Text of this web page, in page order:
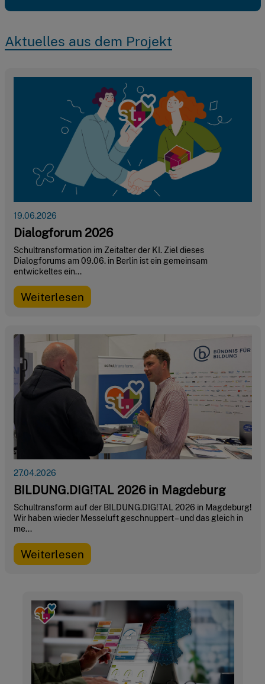
Aktuelles aus dem Projekt
19.06.2026
Dialogforum 2026
Schultransformation im Zeitalter der KI. Ziel dieses
Dialogforums am 09.06. in Berlin ist ein gemeinsam
entwickeltes ein...
Weiterlesen
27.04.2026
BILDUNG.DIG!TAL 2026 in Magdeburg
Schultransform auf der BILDUNG.DIG!TAL 2026 in Magdeburg!
Wir haben wieder Messeluft geschnuppert – und das gleich in
me...
Weiterlesen